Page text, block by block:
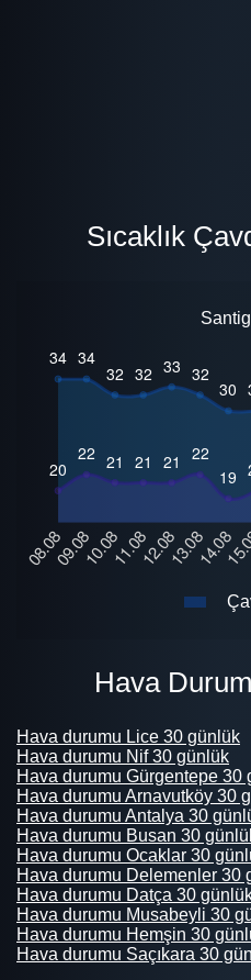
Sıcaklık
Hava
Hava durumu Lice 30 günlük
Hava durumu Nif 30 günlük
Hava durumu Gürgentepe 30
Hava durumu Arnavutköy 30
Hava durumu Antalya 30
Hava durumu Busan 30
Hava durumu Ocaklar 30
Hava durumu Delemenler 30
Hava durumu Datça 30
Hava durumu Musabeyli 30
Hava durumu Hemşin 30
Hava durumu Saçıkara 30